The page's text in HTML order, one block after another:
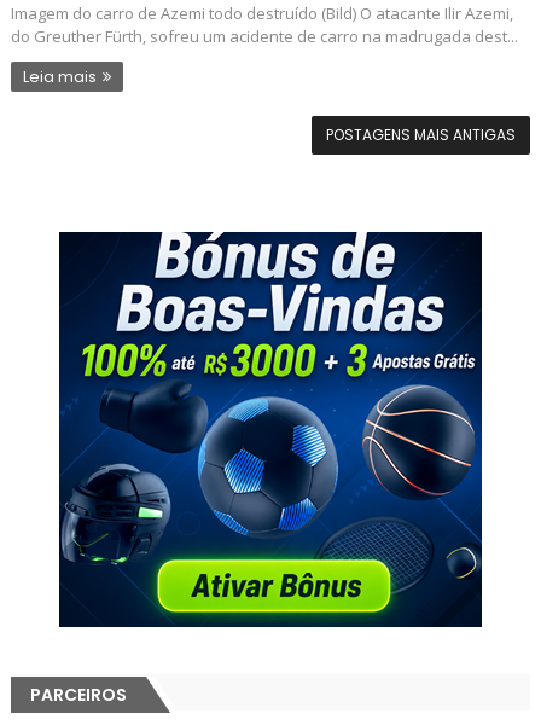
Imagem do carro de Azemi todo destruído (Bild) O atacante Ilir Azemi,
do Greuther Fürth, sofreu um acidente de carro na madrugada dest...
Leia mais
POSTAGENS MAIS ANTIGAS
PARCEIROS